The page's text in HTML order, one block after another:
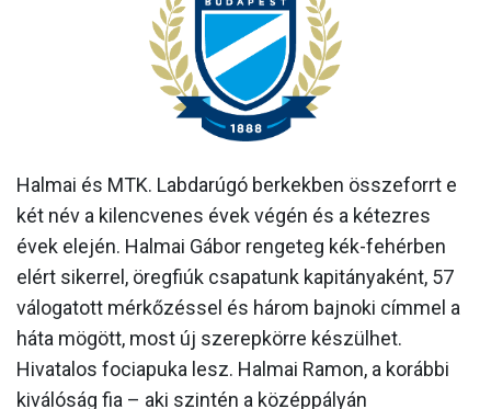
HÍREK
CSAPATOK
MÉRKŐZÉSEK
GALÉRIA
SZURKOLÓI ÉLMÉNYEK
AKKREDITÁCIÓ
Halmai és MTK. Labdarúgó berkekben összeforrt e
két név a kilencvenes évek végén és a kétezres
évek elején. Halmai Gábor rengeteg kék-fehérben
elért sikerrel, öregfiúk csapatunk kapitányaként, 57
válogatott mérkőzéssel és három bajnoki címmel a
háta mögött, most új szerepkörre készülhet.
Hivatalos fociapuka lesz. Halmai Ramon, a korábbi
kiválóság fia – aki szintén a középpályán